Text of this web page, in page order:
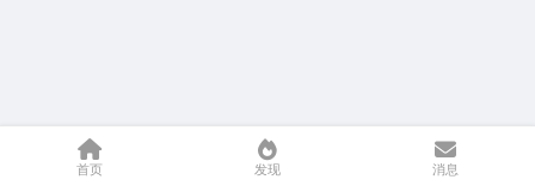
首页 发现 消息